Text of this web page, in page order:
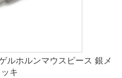
ルホルンマウスピース 銀メ
ッキ